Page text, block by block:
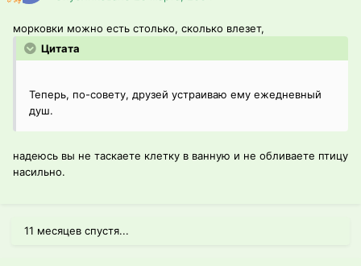
морковки можно есть столько, сколько влезет,
Цитата
Теперь, по-совету, друзей устраиваю ему ежедневный
душ.
надеюсь вы не таскаете клетку в ванную и не обливаете птицу
насильно.
11 месяцев спустя...